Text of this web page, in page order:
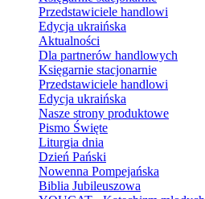
Przedstawiciele handlowi
Edycja ukraińska
Aktualności
Dla partnerów handlowych
Księgarnie stacjonarnie
Przedstawiciele handlowi
Edycja ukraińska
Nasze strony produktowe
Pismo Święte
Liturgia dnia
Dzień Pański
Nowenna Pompejańska
Biblia Jubileuszowa